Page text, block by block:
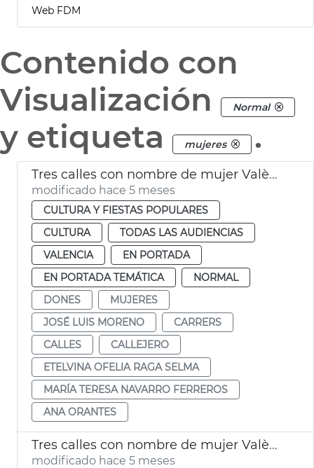
Web FDM
Contenido con
Visualización
Normal
y etiqueta mujeres .
Tres calles con nombre de mujer València
modificado hace 5 meses
CULTURA Y FIESTAS POPULARES
CULTURA
TODAS LAS AUDIENCIAS
VALENCIA
EN PORTADA
EN PORTADA TEMÁTICA
NORMAL
DONES
MUJERES
JOSÉ LUIS MORENO
CARRERS
CALLES
CALLEJERO
ETELVINA OFELIA RAGA SELMA
MARÍA TERESA NAVARRO FERREROS
ANA ORANTES
Tres calles con nombre de mujer València
modificado hace 5 meses